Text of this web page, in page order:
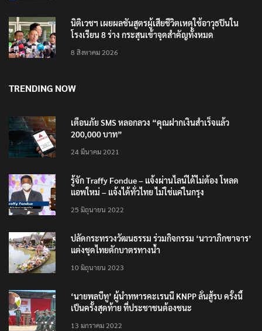
นิติเวชฯ เผยผลชันสูตรผู้เสียชีวิตเหตุใช้อาวุธปืนใน
โรงเรียน 8 ร่าง กระสุนเข้าจุดสำคัญทั้งหมด
8 สิงหาคม 2026
TRENDING NOW
เตือนภัย SMS หลอกลวง “คุณฝากเงินสำเร็จแล้ว
200,000 บาท”
24 มีนาคม 2021
รู้จัก Traffy Fondue – แจ้งผ่านไลน์ได้ไม่ต้อง โหลด
แอพใหม่ – แจ้งได้ทั่วไทย ไม่ใช่แค่ในกรุง
25 มิถุนายน 2022
ปลัดกระทรวงวัฒนธรรม ร่วมกิจกรรม ‘นาวาภิกขาจาร’
แต่งชุดไทยตักบาตรทางน้ำ
10 มิถุนายน 2023
‘นายพลบีทู’ ผู้นำทหารคะเรนนี KNPP ลั่นสู้รบ ครั้งนี้
เป็นครั้งสุดท้าย ที่ประชาชนต้องชนะ
13 มกราคม 2022